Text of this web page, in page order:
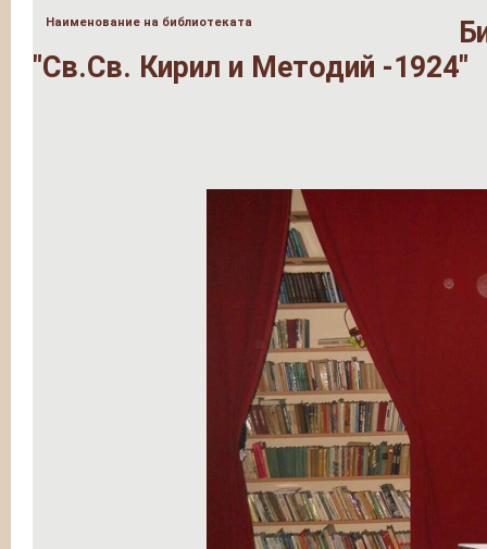
Наименование на библиотеката
"Св.Св. Кирил и Методий -1924"